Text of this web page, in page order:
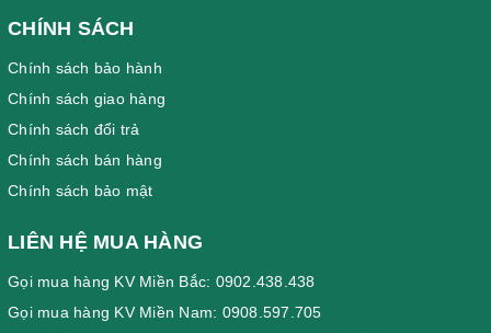
CHÍNH SÁCH
Chính sách bảo hành
Chính sách giao hàng
Chính sách đổi trả
Chính sách bán hàng
Chính sách bảo mật
LIÊN HỆ MUA HÀNG
Gọi mua hàng KV Miền Bắc: 0902.438.438
Gọi mua hàng KV Miền Nam: 0908.597.705